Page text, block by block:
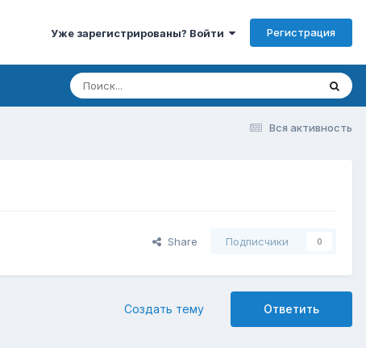
Уже зарегистрированы? Войти Регистрация
Вся активность
Share Подписчики 0
Ответить
Создать тему